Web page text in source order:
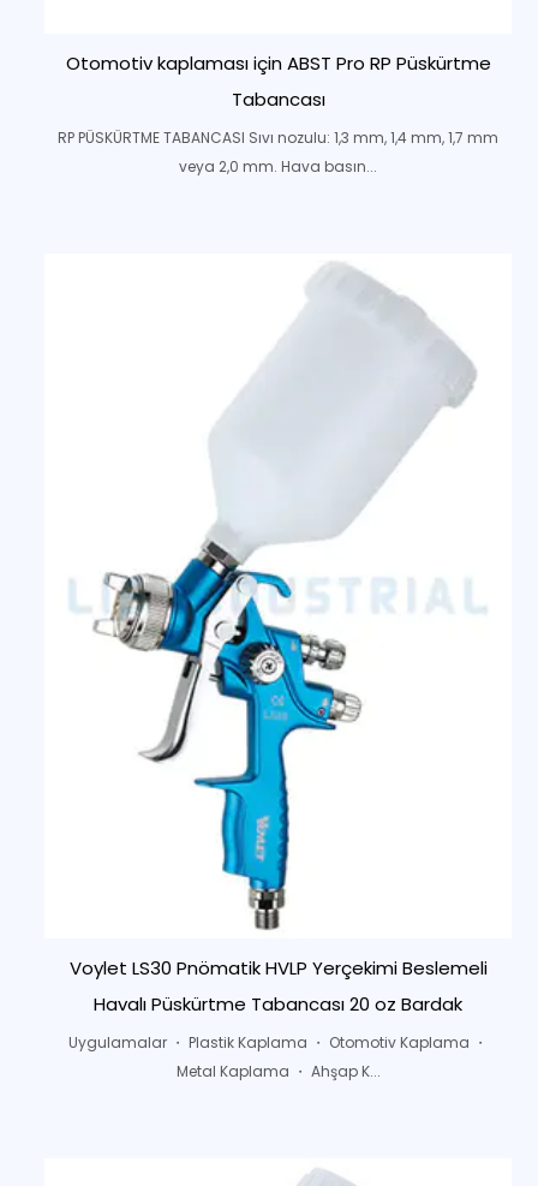
Otomotiv kaplaması için ABST Pro RP Püskürtme
Tabancası
RP PÜSKÜRTME TABANCASI Sıvı nozulu: 1,3 mm, 1,4 mm, 1,7 mm
veya 2,0 mm. Hava basın...
Voylet LS30 Pnömatik HVLP Yerçekimi Beslemeli
Havalı Püskürtme Tabancası 20 oz Bardak
Uygulamalar ・ Plastik Kaplama ・ Otomotiv Kaplama ・
Metal Kaplama ・ Ahşap K...